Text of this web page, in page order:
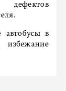
автобусы в
избежание